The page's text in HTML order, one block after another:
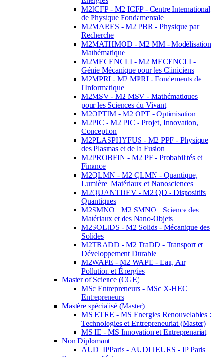
M2ICFP - M2 ICFP - Centre International
de Physique Fondamentale
M2MARES - M2 PBR - Physique par
Recherche
M2MATHMOD - M2 MM - Modélisation
Mathématique
M2MECENCLI - M2 MECENCLI -
Génie Mécanique pour les Cliniciens
M2MPRI - M2 MPRI - Fondements de
l'Informatique
M2MSV - M2 MSV - Mathématiques
pour les Sciences du Vivant
M2OPTIM - M2 OPT - Optimisation
M2PIC - M2 PIC - Projet, Innovation,
Conception
M2PLASPHYFUS - M2 PPF - Physique
des Plasmas et de la Fusion
M2PROBFIN - M2 PF - Probabilités et
Finance
M2QLMN - M2 QLMN - Quantique,
Lumière, Matériaux et Nanosciences
M2QUANTDEV - M2 QD - Dispositifs
Quantiques
M2SMNO - M2 SMNO - Science des
Matériaux et des Nano-Objets
M2SOLIDS - M2 Solids - Mécanique des
Solides
M2TRADD - M2 TraDD - Transport et
Développement Durable
M2WAPE - M2 WAPE - Eau, Air,
Pollution et Énergies
Master of Science (CGE)
MSc Entrepreneurs - MSc X-HEC
Entrepreneurs
Mastère spécialisé (Master)
MS ETRE - MS Energies Renouvelables :
Technologies et Entrepreneuriat (Master)
MS IE - MS Innovation et Entreprenariat
Non Diplomant
AUD_IPParis - AUDITEURS - IP Paris